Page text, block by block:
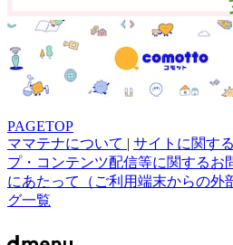
PAGETOP
ママテナについて | サイトに関す
プ・コンテンツ配信等に関するお
にあたって（ご利用端末からの外
グ一覧